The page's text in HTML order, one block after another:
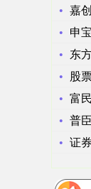
嘉创
申宝
东方
股票
富民配
普臣
证券